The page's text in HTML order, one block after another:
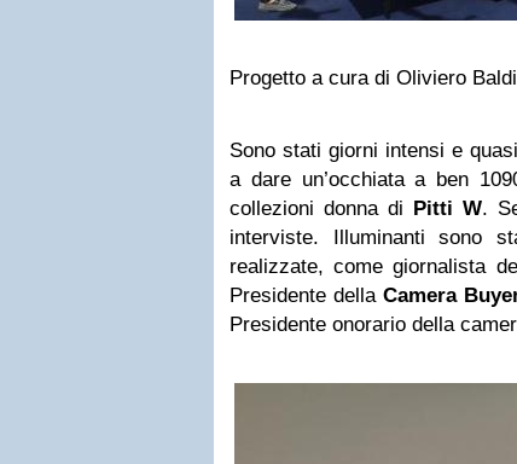
Progetto a cura di Oliviero
Sono stati giorni intensi e
a dare un’occhiata a ben
collezioni donna di Pitti W.
interviste. Illuminanti sono
realizzate, come giornalista
Presidente della Camera
Presidente onorario della